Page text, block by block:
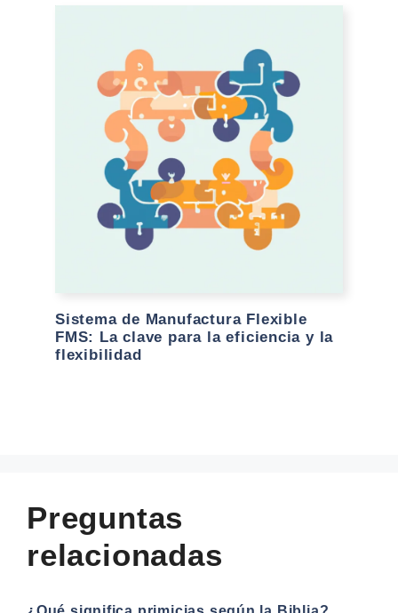
Sistema de Manufactura Flexible
FMS: La clave para la eficiencia y la
flexibilidad
Preguntas
relacionadas